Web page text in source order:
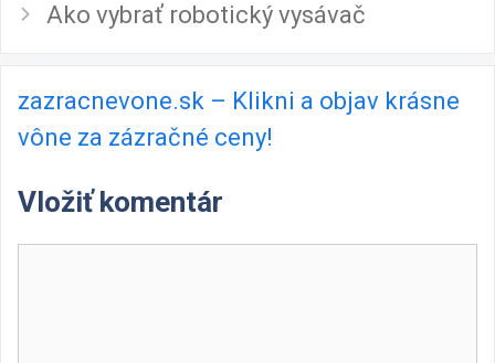
Ako vybrať robotický vysávač
zazracnevone.sk – Klikni a objav krásne
vône za zázračné ceny!
Vložiť komentár